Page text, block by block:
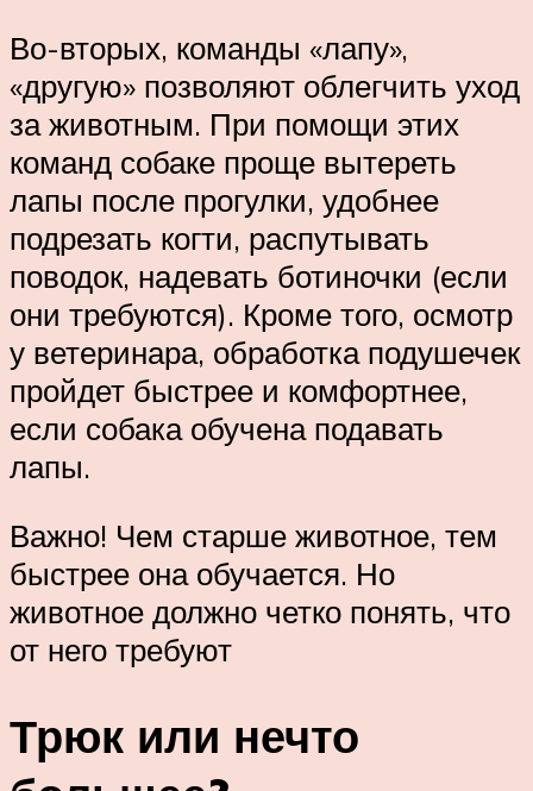
Во-вторых, команды «лапу»,
«другую» позволяют облегчить уход
за животным. При помощи этих
команд собаке проще вытереть
лапы после прогулки, удобнее
подрезать когти, распутывать
поводок, надевать ботиночки (если
они требуются). Кроме того, осмотр
у ветеринара, обработка подушечек
пройдет быстрее и комфортнее,
если собака обучена подавать
лапы.
Важно! Чем старше животное, тем
быстрее она обучается. Но
животное должно четко понять, что
от него требуют
Трюк или нечто